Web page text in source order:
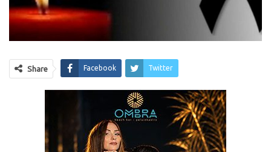
Share Facebook Twitter